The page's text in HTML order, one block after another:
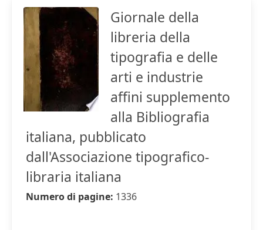
Giornale della
libreria della
tipografia e delle
arti e industrie
affini supplemento
alla Bibliografia
italiana, pubblicato
dall'Associazione tipografico-
libraria italiana
Numero di pagine: 1336